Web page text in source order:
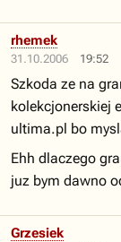
31.10.2006 19:52
rhemek
Szkoda ze na
kolekcjonerskiej
ultima.pl bo
Ehh dlaczego
juz bym dawno
Grzesiek